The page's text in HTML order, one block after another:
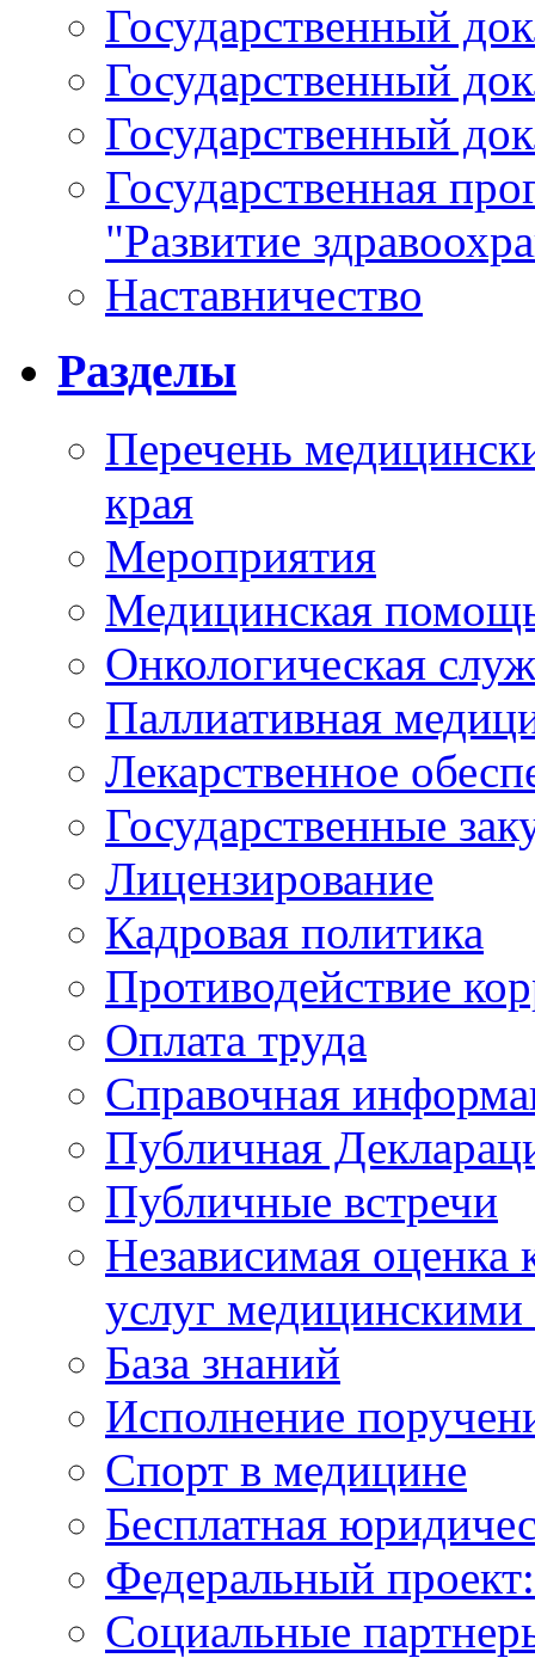
Государственный
Государственный
Государственный
Государственная
"Развитие
Наставничество
Разделы
Перечень
края
Мероприятия
Медицинская
Онкологическая
Паллиативная
Лекарственное
Государственные
Лицензирование
Кадровая политика
Противодействие
Оплата труда
Справочная
Публичная
Публичные встречи
Независимая оценка
услуг
База знаний
Исполнение
Спорт в медицине
Бесплатная
Федеральный
Социальные